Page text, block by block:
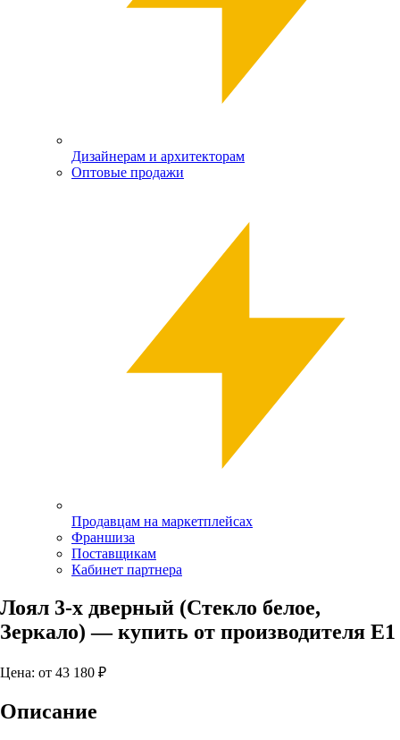
Дизайнерам и архитекторам
Оптовые продажи
Продавцам на маркетплейсах
Франшиза
Поставщикам
Кабинет партнера
Лоял 3-х дверный (Стекло белое,
Зеркало) — купить от производителя Е1
Цена: от 43 180 ₽
Описание